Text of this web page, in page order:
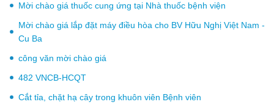
Mời chào giá thuốc cung ứng tại Nhà thuốc bệnh viện
Mời chào giá lắp đặt máy điều hòa cho BV Hữu Nghị Việt Nam -
Cu Ba
công văn mời chào giá
482 VNCB-HCQT
Cắt tỉa, chặt hạ cây trong khuôn viên Bệnh viên